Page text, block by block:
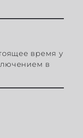
время у
в